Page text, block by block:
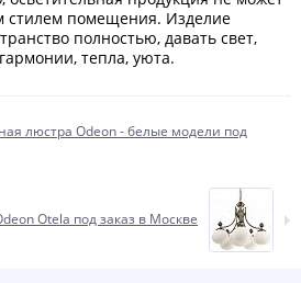
стилем помещения. Изделие
полностью, давать свет,
тепла, уюта.
люстра Odeon - белые модели под
Otela под заказ в Москве